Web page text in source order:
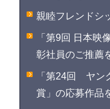
親睦フレンドシ
「第9回 日本映
彰社員のご推薦
「第24回 ヤン
賞」の応募作品